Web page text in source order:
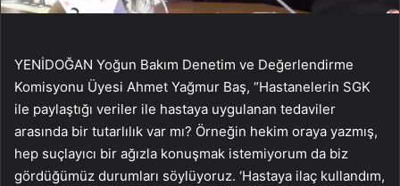
YENİDOĞAN Yoğun Bakım Denetim ve Değerlendirme
Komisyonu Üyesi Ahmet Yağmur Baş, “Hastanelerin SGK
ile paylaştığı veriler ile hastaya uygulanan tedaviler
arasında bir tutarlılık var mı? Örneğin hekim oraya yazmış,
hep suçlayıcı bir ağızla konuşmak istemiyorum da biz
gördüğümüz durumları söylüyoruz. ‘Hastaya ilaç kullandım,